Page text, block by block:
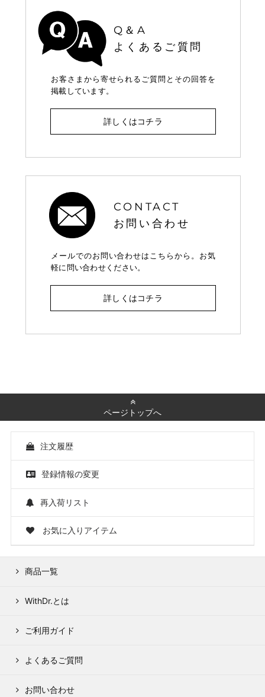
Q＆A
よくあるご質問
お客さまから寄せられるご質問とその回答を
掲載しています。
詳しくはコチラ
CONTACT
お問い合わせ
メールでのお問い合わせはこちらから。お気
軽に問い合わせください。
詳しくはコチラ
ページトップへ
注文履歴
登録情報の変更
再入荷リスト
お気に入りアイテム
商品一覧
WithDr.とは
ご利用ガイド
よくあるご質問
お問い合わせ